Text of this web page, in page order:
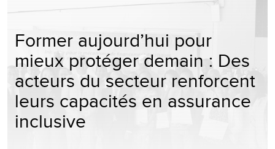
Former aujourd’hui pour
mieux protéger demain : Des
acteurs du secteur renforcent
leurs capacités en assurance
inclusive